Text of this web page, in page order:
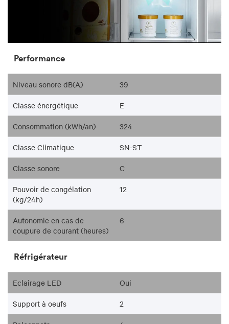
Performance
Niveau sonore dB(A) 39
Classe énergétique E
Consommation (kWh/an) 324
Classe Climatique SN-ST
Classe sonore C
Pouvoir de congélation
(kg/24h)
12
Autonomie en cas de
coupure de courant (heures)
6
Réfrigérateur
Eclairage LED Oui
Support à oeufs 2